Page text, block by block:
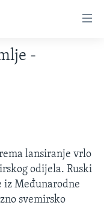
-
lansiranje vrlo
odijela. Ruski
iz Međunarodne
svemirsko